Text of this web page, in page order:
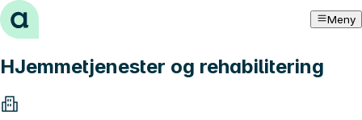
Hopp til innhold Meny
HJemmetjenester og rehabilitering